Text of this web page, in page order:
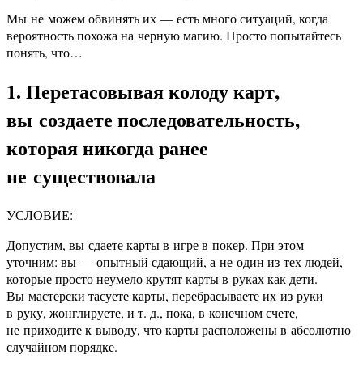
Мы не можем обвинять их — есть много ситуаций, когда
вероятность похожа на черную магию. Просто попытайтесь
понять, что…
1. Перетасовывая колоду карт,
вы создаете последовательность,
которая никогда ранее
не существовала
УСЛОВИЕ:
Допустим, вы сдаете карты в игре в покер. При этом
уточним: вы — опытный сдающий, а не один из тех людей,
которые просто неумело крутят карты в руках как дети.
Вы мастерски тасуете карты, перебрасываете их из руки
в руку, жонглируете, и т. д., пока, в конечном счете,
не приходите к выводу, что карты расположены в абсолютно
случайном порядке.